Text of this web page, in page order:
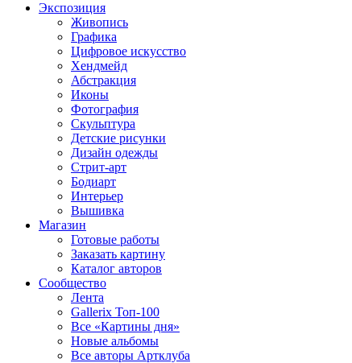
Экспозиция
Живопись
Графика
Цифровое искусство
Хендмейд
Абстракция
Иконы
Фотография
Скульптура
Детские рисунки
Дизайн одежды
Стрит-арт
Бодиарт
Интерьер
Вышивка
Магазин
Готовые работы
Заказать картину
Каталог авторов
Сообщество
Лента
Gallerix Топ-100
Все «Картины дня»
Новые альбомы
Все авторы Артклуба